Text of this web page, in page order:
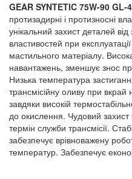
GEAR SYNTETIC 75W-90 GL-
протизадирні і протизносні
унікальний захист деталей
властивостей при
мастильного матеріалу.
навантажень, зменшує знос
Низька температура
трансмісійну оливу при
завдяки високій
до окислення. Чудовий захист
термін служби трансмісії.
забезпечує врівноважену
температур. Забезпечує